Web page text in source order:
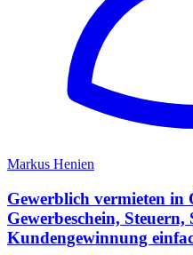
Markus Henien
Gewerblich vermieten in
Gewerbeschein, Steuern,
Kundengewinnung